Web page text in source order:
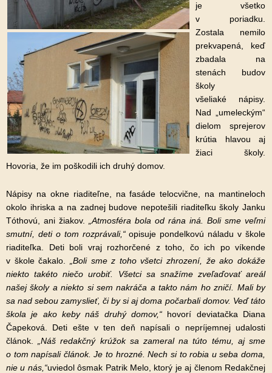
je všetko
v poriadku.
Zostala nemilo
prekvapená, keď
zbadala na
stenách budov
školy
všeliaké nápisy.
Nad „umeleckým“
dielom sprejerov
krútia hlavou aj
žiaci školy.
Hovoria, že im poškodili ich druhý domov.
Nápisy na okne riaditeľne, na fasáde telocvične, na mantineloch
okolo ihriska a na zadnej budove nepotešili riaditeľku školy Janku
Tóthovú, ani žiakov.
„Atmosféra bola od rána iná. Boli sme veľmi
smutní, deti o tom rozprávali,“opisuje pondelkovú náladu v škole
riaditeľka. Deti boli vraj rozhorčené z toho, čo ich po víkende
v škole čakalo.
„Boli sme z toho všetci zhrození, že ako dokáže
niekto takéto niečo urobiť. Všetci sa snažíme zveľaďovať areál
našej školy a niekto si sem nakráča a takto nám ho zničí. Mali by
sa nad sebou zamyslieť, či by si aj doma počarbali domov. Veď táto
škola je ako keby náš druhý domov,“ hovorí deviatačka Diana
Čapeková. Deti ešte v ten deň napísali o nepríjemnej udalosti
článok.
„Náš redakčný krúžok sa zameral na túto tému, aj sme
o tom napísali článok. Je to hrozné. Nech si to robia u seba doma,
nie u nás,“uviedol ôsmak Patrik Melo, ktorý je aj členom Redakčnej